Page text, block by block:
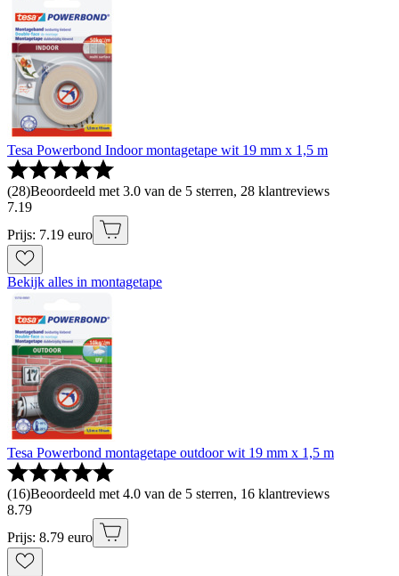
Tesa Powerbond Indoor montagetape wit 19 mm x 1,5 m
(28)Beoordeeld met 3.0 van de 5 sterren, 28 klantreviews
7.19
Prijs: 7.19 euro
Bekijk alles in montagetape
Tesa Powerbond montagetape outdoor wit 19 mm x 1,5 m
(16)Beoordeeld met 4.0 van de 5 sterren, 16 klantreviews
8.79
Prijs: 8.79 euro